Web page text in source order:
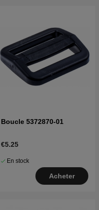
Boucle 5372870-01
€5.25
En stock
Acheter